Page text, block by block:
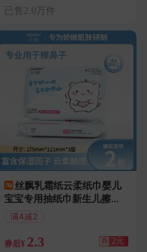
已售2.0万件
丝飘乳霜纸云柔纸巾婴儿
宝宝专用抽纸巾新生儿擦手
纸满4减2
券后¥ 2.3 券 2元